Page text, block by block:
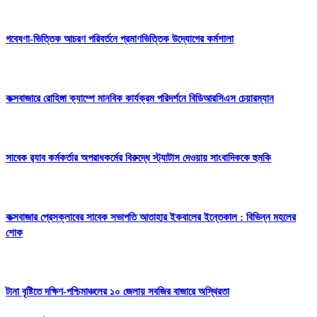
গবেষণা-ভিত্তিক আচরণ পরিবর্তনে প্রমাণভিত্তিক উদ্যোগের কর্মশালা
কক্সবাজারে রোহিঙ্গা ক্যাম্পে মানবিক কার্যক্রম পরিদর্শনে বিডিআরসিএস চেয়ারম্যান
সাবেক র‍্যাব কর্মকর্তার অপরাধকর্মের বিরুদ্ধে স্ট্যাটাস দেওয়ায় সাংবাদিককে হুমকি
কক্সবাজার প্রেসক্লাবের সাবেক সভাপতি আতাহার ইকবালের ইন্তেকাল : বিভিন্ন মহলের
শোক
টানা বৃষ্টিতে দক্ষিণ-পশ্চিমাঞ্চলের ১০ জেলায় সবজির বাজারে অস্থিরতা